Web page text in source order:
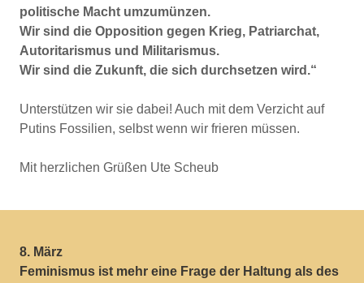
politische Macht umzumünzen.
Wir sind die Opposition gegen Krieg, Patriarchat,
Autoritarismus und Militarismus.
Wir sind die Zukunft, die sich durchsetzen wird.“
Unterstützen wir sie dabei! Auch mit dem Verzicht auf
Putins Fossilien, selbst wenn wir frieren müssen.
Mit herzlichen Grüßen Ute Scheub
8. März
Feminismus ist mehr eine Frage der Haltung als des